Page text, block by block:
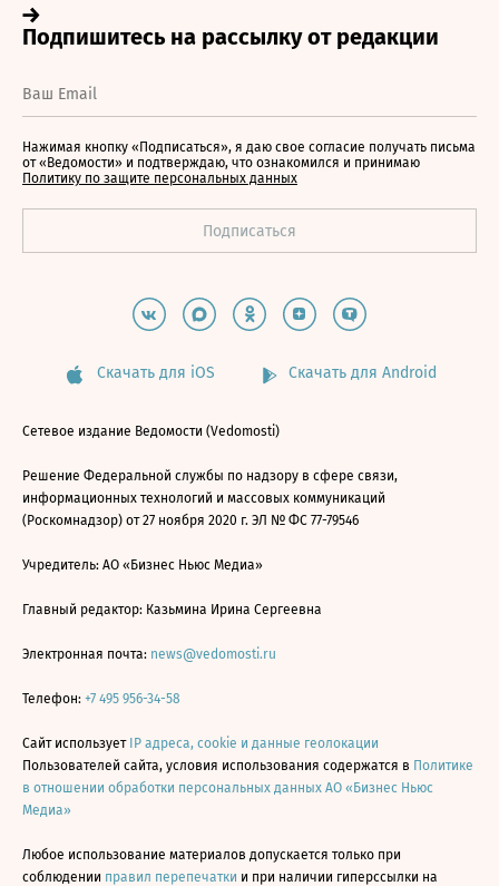
Нажимая кнопку «Подписаться», я даю свое согласие получать письма
от «Ведомости» и подтверждаю, что ознакомился и принимаю
Политику по защите персональных данных
Скачать для iOS Скачать для Android
Сетевое издание Ведомости (Vedomosti)
Решение Федеральной службы по надзору в сфере связи,
информационных технологий и массовых коммуникаций
(Роскомнадзор) от 27 ноября 2020 г. ЭЛ № ФС 77-79546
Учредитель: АО «Бизнес Ньюс Медиа»
Главный редактор: Казьмина Ирина Сергеевна
Электронная почта: news@vedomosti.ru
Телефон: +7 495 956-34-58
Сайт использует IP адреса, cookie и данные геолокации
Пользователей сайта, условия использования содержатся в Политике
в отношении обработки персональных данных АО «Бизнес Ньюс
Медиа»
Любое использование материалов допускается только при
соблюдении правил перепечатки и при наличии гиперссылки на